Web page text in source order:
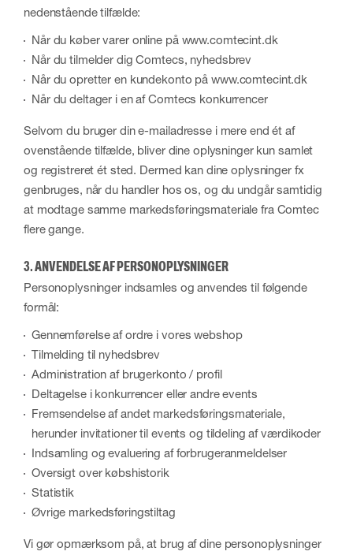
nedenstående tilfælde:
Når du køber varer online på www.comtecint.dk
Når du tilmelder dig Comtecs, nyhedsbrev
Når du opretter en kundekonto på www.comtecint.dk
Når du deltager i en af Comtecs konkurrencer
Selvom du bruger din e-mailadresse i mere end ét af
ovenstående tilfælde, bliver dine oplysninger kun samlet
og registreret ét sted. Dermed kan dine oplysninger fx
genbruges, når du handler hos os, og du undgår samtidig
at modtage samme markedsføringsmateriale fra Comtec
flere gange.
3. ANVENDELSE AF PERSONOPLYSNINGER
Personoplysninger indsamles og anvendes til følgende
formål:
Gennemførelse af ordre i vores webshop
Tilmelding til nyhedsbrev
Administration af brugerkonto / profil
Deltagelse i konkurrencer eller andre events
Fremsendelse af andet markedsføringsmateriale,
herunder invitationer til events og tildeling af værdikoder
Indsamling og evaluering af forbrugeranmeldelser
Oversigt over købshistorik
Statistik
Øvrige markedsføringstiltag
Vi gør opmærksom på, at brug af dine personoplysninger